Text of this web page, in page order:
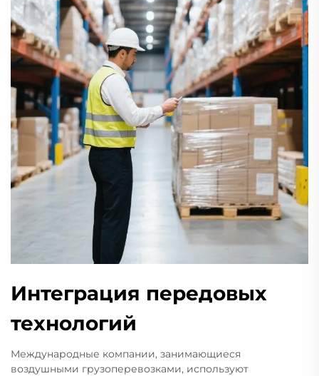
Интеграция передовых
технологий
Международные компании, занимающиеся
воздушными грузоперевозками, используют